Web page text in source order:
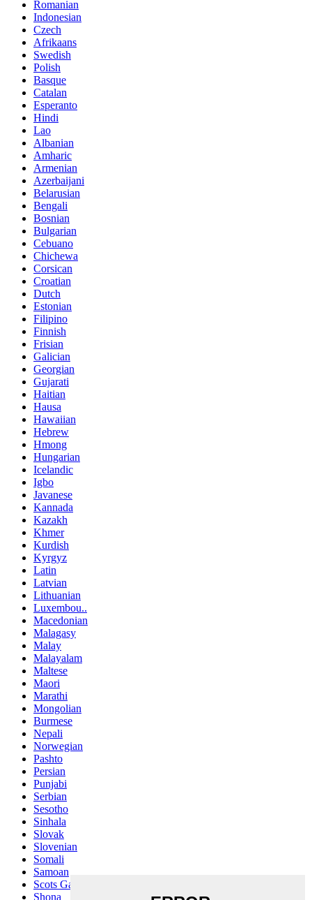
Romanian
Indonesian
Czech
Afrikaans
Swedish
Polish
Basque
Catalan
Esperanto
Hindi
Lao
Albanian
Amharic
Armenian
Azerbaijani
Belarusian
Bengali
Bosnian
Bulgarian
Cebuano
Chichewa
Corsican
Croatian
Dutch
Estonian
Filipino
Finnish
Frisian
Galician
Georgian
Gujarati
Haitian
Hausa
Hawaiian
Hebrew
Hmong
Hungarian
Icelandic
Igbo
Javanese
Kannada
Kazakh
Khmer
Kurdish
Kyrgyz
Latin
Latvian
Lithuanian
Luxembou..
Macedonian
Malagasy
Malay
Malayalam
Maltese
Maori
Marathi
Mongolian
Burmese
Nepali
Norwegian
Pashto
Persian
Punjabi
Serbian
Sesotho
Sinhala
Slovak
Slovenian
Somali
Samoan
Scots Gaelic
Shona